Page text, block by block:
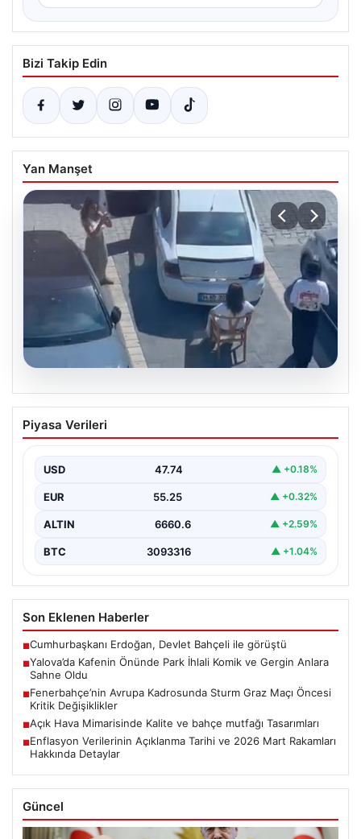
Bizi Takip Edin
Yan Manşet
Yalova’da Kafenin Önünde Park İhlali
Komik ve Gergin Anlara Sahne Oldu
Mahallesi Ufuk Sokak’ta bulunan bir kafede çalışan…
Piyasa Verileri
USD 47.74 ▲ +0.18%
EUR 55.25 ▲ +0.32%
ALTIN 6660.6 ▲ +2.59%
BTC 3093316 ▲ +1.04%
Son Eklenen Haberler
■Cumhurbaşkanı Erdoğan, Devlet Bahçeli ile görüştü
■Yalova’da Kafenin Önünde Park İhlali Komik ve Gergin Anlara
Sahne Oldu
■Fenerbahçe’nin Avrupa Kadrosunda Sturm Graz Maçı Öncesi
Kritik Değişiklikler
■Açık Hava Mimarisinde Kalite ve bahçe mutfağı Tasarımları
■Enflasyon Verilerinin Açıklanma Tarihi ve 2026 Mart Rakamları
Hakkında Detaylar
Güncel